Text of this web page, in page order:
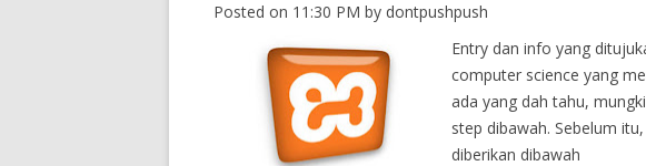
Posted on 11:30 PM by dontpushpush
Entry dan info yang
computer science yang
ada yang dah tahu,
step dibawah. Sebelum
diberikan dibawah